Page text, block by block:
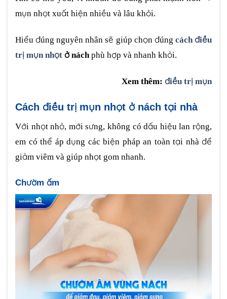
mụn nhọt xuất hiện nhiều và lâu khỏi.
Hiểu đúng nguyên nhân sẽ giúp chọn đúng cách điều
trị mụn nhọt ở náchphù hợp và nhanh khỏi.
Xem thêm: điều trị mụn
Cách điều trị mụn nhọt ở nách tại nhà
Với nhọt nhỏ, mới sưng, không có dấu hiệu lan rộng,
em có thể áp dụng các biện pháp an toàn tại nhà để
giảm viêm và giúp nhọt gom nhanh.
Chườm ấm